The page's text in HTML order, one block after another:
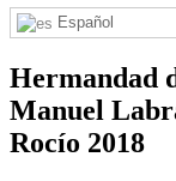
Español
Hermandad
Manuel
Rocío 2018
¿Cuándo es la
¿Cuántas
¿Cuándo se
El traslado cada